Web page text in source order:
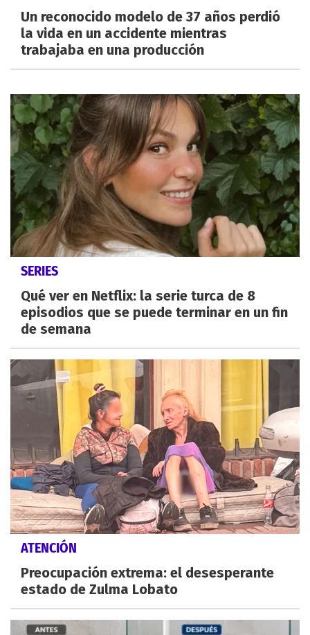
Un reconocido modelo de 37 años perdió
la vida en un accidente mientras
trabajaba en una producción
SERIES
Qué ver en Netflix: la serie turca de 8
episodios que se puede terminar en un fin
de semana
ATENCIÓN
Preocupación extrema: el desesperante
estado de Zulma Lobato